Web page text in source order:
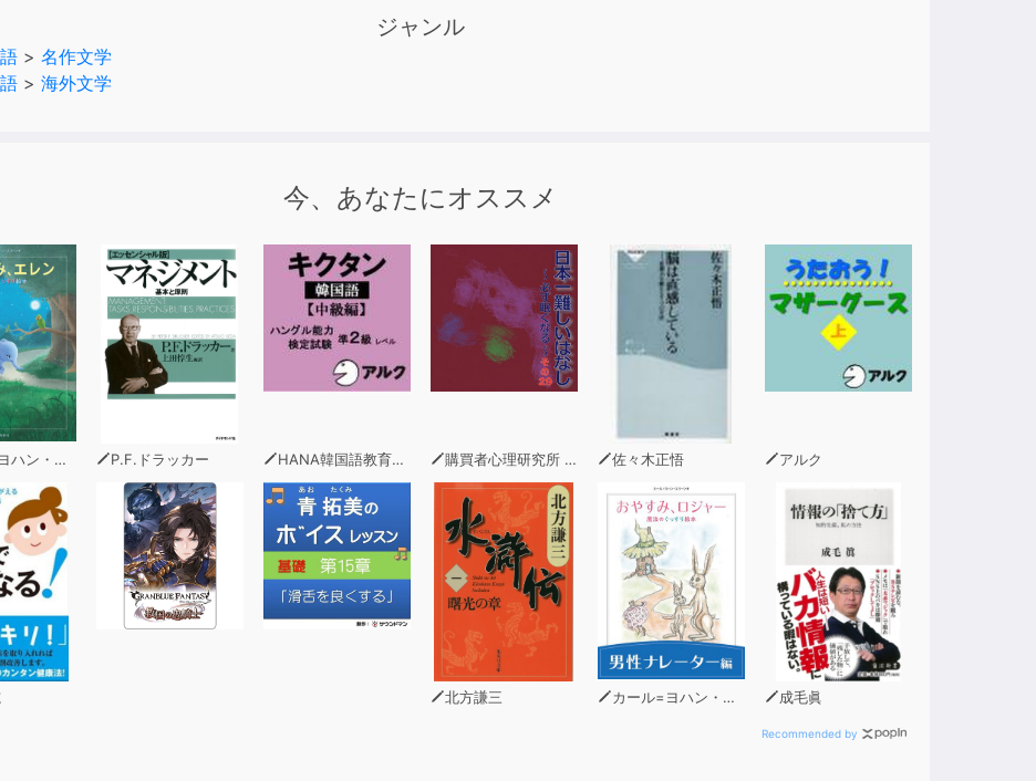
魔法の鏡の同意の答えを聞いて、安心するのであった。
雪姫が７歳になったある日、王妃が魔法の鏡に「世界で一番美しい女性は誰か」と聞くと、白雪姫だという答え
ジャンル
> 名作文学
> 海外文学
今、あなたにオススメ
リーン（著） P.F.ドラッカー HANA韓国語教育研究会 購買者心理研究所 株式会社モデンナ 顧問 青木幹和 佐々木正悟 アルク
北方謙三 カール=ヨハン・エリーン 成毛眞
Recommended by